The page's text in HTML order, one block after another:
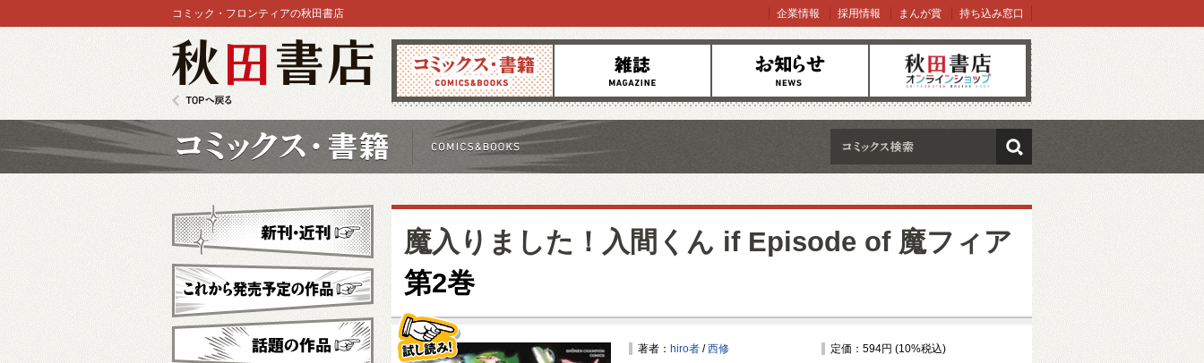
コミックス 雑誌 お知らせ オンラインショップ
コミック・フロンティアの秋田書店 企業情報 採用情報 まんが賞 持ち込み窓口
検索
魔入りました！入間くん if Episode of 魔フィア
第2巻
著者： hiro者 /西修
定価：594円 (10%税込)
新刊・近刊
これから発売予定